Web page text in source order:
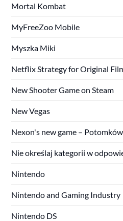
Mortal Kombat
MyFreeZoo Mobile
Myszka Miki
Netflix Strategy for Original
New Shooter Game on Steam
New Vegas
Nexon's new game – Potomków
Nie określaj kategorii w
Nintendo
Nintendo and Gaming Industry
Nintendo DS